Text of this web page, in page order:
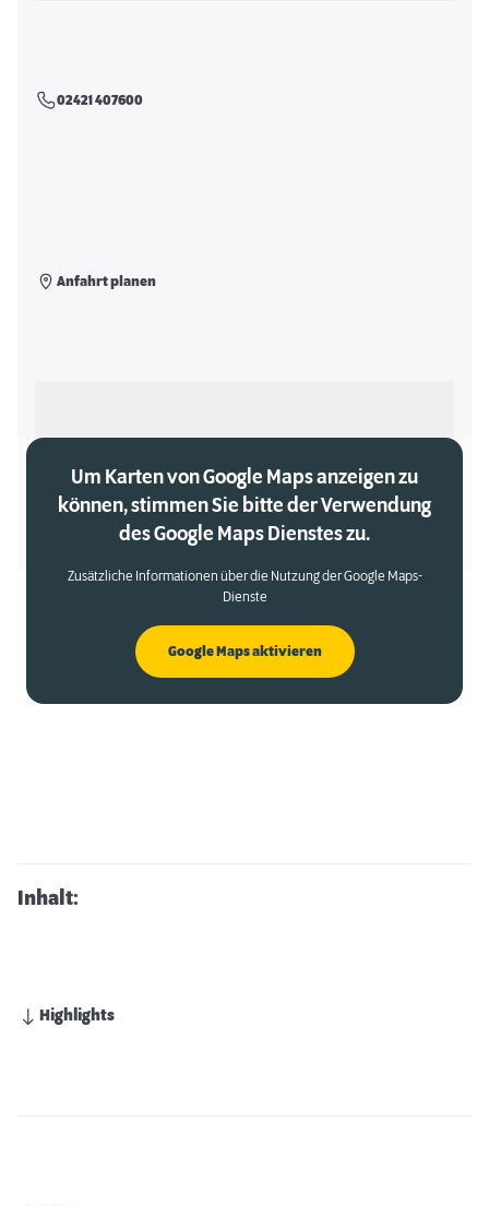
02421 407600
Anfahrt planen
Um Karten von Google Maps anzeigen zu
können, stimmen Sie bitte der Verwendung
des Google Maps Dienstes zu.
Zusätzliche Informationen über die Nutzung der Google Maps-
Dienste
Google Maps aktivieren
Inhalt:
Highlights